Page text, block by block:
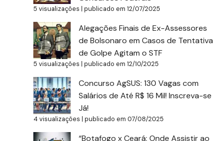
5 visualizações |publicado em 12/07/2025
Alegações Finais de Ex-Assessores
de Bolsonaro em Casos de Tentativa
de Golpe Agitam o STF
5 visualizações |publicado em 12/10/2025
Concurso AgSUS: 130 Vagas com
Salários de Até R$ 16 Mil! Inscreva-se
Já!
4 visualizações |publicado em 07/08/2025
“Botafogo x Ceará: Onde Assistir ao